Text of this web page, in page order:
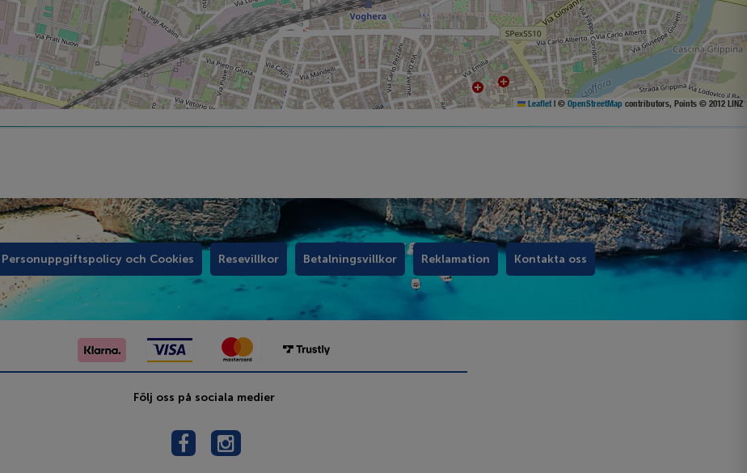
Leaflet | © OpenStreetMap contributors, Points © 2012 LINZ
Personuppgiftspolicy och Cookies Resevillkor Betalningsvillkor Reklamation Kontakta oss
Följ oss på sociala medier